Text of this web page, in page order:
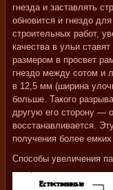
гнезда и заставлять
обновится и гнездо
строительных работ,
качества в ульи
размером в просвет
гнездо между сотом и
в 12,5 мм (ширина
больше. Такого
другую его сторону —
восстанавливается.
получения более
Способы увеличения